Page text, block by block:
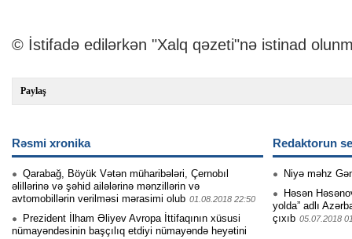
© İstifadə edilərkən "Xalq qəzeti"nə istinad
Paylaş
Rəsmi xronika
Qarabağ, Böyük Vətən müharibələri, Çernobıl
əlillərinə və şəhid ailələrinə mənzillərin və
avtomobillərin verilməsi mərasimi olub 01.08.2018 22:50
Prezident İlham Əliyev Avropa İttifaqının xüsusi
nümayəndəsinin başçılıq etdiyi nümayəndə heyətini
Redaktorun
Niyə məhz
Həsən
yolda” adlı
çıxıb 05.07.2018